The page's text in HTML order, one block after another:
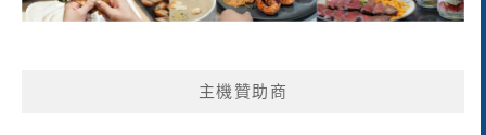
主機贊助商